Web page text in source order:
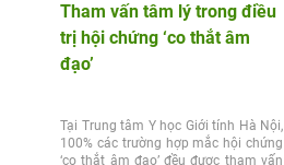
Tham vấn tâm lý trong điều
trị hội chứng ‘co thắt âm
đạo’
Tại Trung tâm Y học Giới tính Hà Nội,
100% các trường hợp mắc hội chứng
‘co thắt âm đạo’ đều được tham vấn